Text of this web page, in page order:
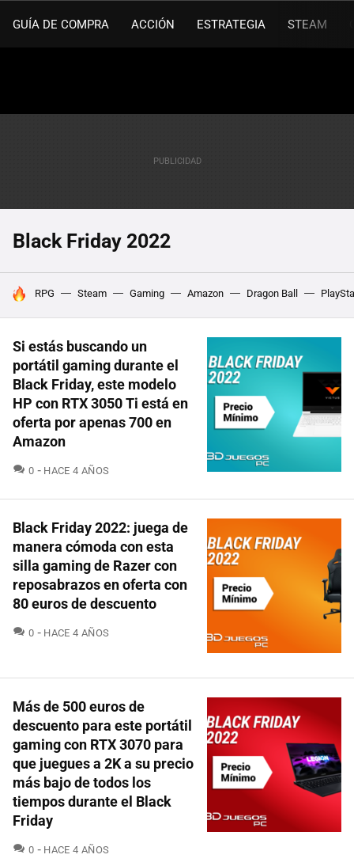
GUÍA DE COMPRA ACCIÓN ESTRATEGIA STEAM
Black Friday 2022
HOY SE HABLA DE
RPG Steam Gaming Amazon Dragon Ball
Si estás buscando un
portátil gaming durante el
Black Friday, este modelo
HP con RTX 3050 Ti está en
oferta por apenas 700 en
Amazon
0 COMENTARIOS
HACE 4 AÑOS
Black Friday 2022: juega de
manera cómoda con esta
silla gaming de Razer con
reposabrazos en oferta con
80 euros de descuento
0 COMENTARIOS
HACE 4 AÑOS
Más de 500 euros de
descuento para este portátil
gaming con RTX 3070 para
que juegues a 2K a su precio
más bajo de todos los
tiempos durante el Black
Friday
0 COMENTARIOS
HACE 4 AÑOS